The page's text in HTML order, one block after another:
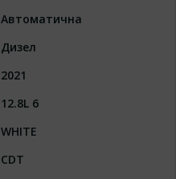
Автоматична
Дизел
2021
12.8L 6
WHITE
CDT